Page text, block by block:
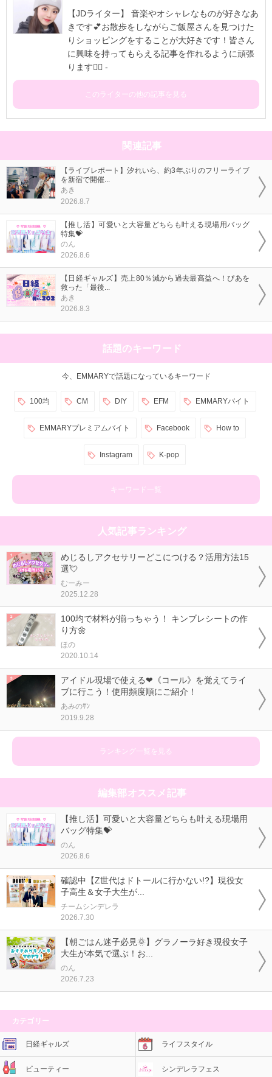
【JDライター】 音楽やオシャレなものが好きなあ
きです💕お散歩をしながらご飯屋さんを見つけた
りショッピングをすることが大好きです！皆さん
に興味を持ってもらえる記事を作れるように頑張
ります✊🏻 -
このライターの他の記事を見る
関連記事
【ライブレポート】汐れいら、約3年ぶりのフリーライブ
を新宿で開催...
あき
2026.8.7
【推し活】可愛いと大容量どちらも叶える現場用バッグ
特集💝
のん
2026.8.6
【日経ギャルズ】売上80％減から過去最高益へ！ぴあを
救った「最後...
あき
2026.8.3
話題のキーワード
今、EMMARYで話題になっているキーワード
100均 CM DIY EFM EMMARYバイト
EMMARYプレミアムバイト Facebook How to
Instagram K-pop
キーワード一覧
人気記事ランキング
めじるしアクセサリーどこにつける？活用方法15
選💘
むーみー
2025.12.28
100均で材料が揃っちゃう！ キンブレシートの作
り方🌼
ほの
2020.10.14
アイドル現場で使える❤《コール》を覚えてライ
ブに行こう！使用頻度順にご紹介！
あみのｻﾝ
2019.9.28
ランキング一覧を見る
編集部オススメ記事
【推し活】可愛いと大容量どちらも叶える現場用
バッグ特集💝
のん
2026.8.6
確認中【Z世代はドトールに行かない!?】現役女
子高生＆女子大生が...
チームシンデレラ
2026.7.30
【朝ごはん迷子必見🌞】グラノーラ好き現役女子
大生が本気で選ぶ！お...
のん
2026.7.23
カテゴリー
日経ギャルズ ライフスタイル
ビューティー シンデレラフェス